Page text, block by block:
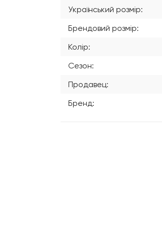
Український розмір:
Брендовий розмір:
Колір:
Сезон:
Продавец:
Бренд: